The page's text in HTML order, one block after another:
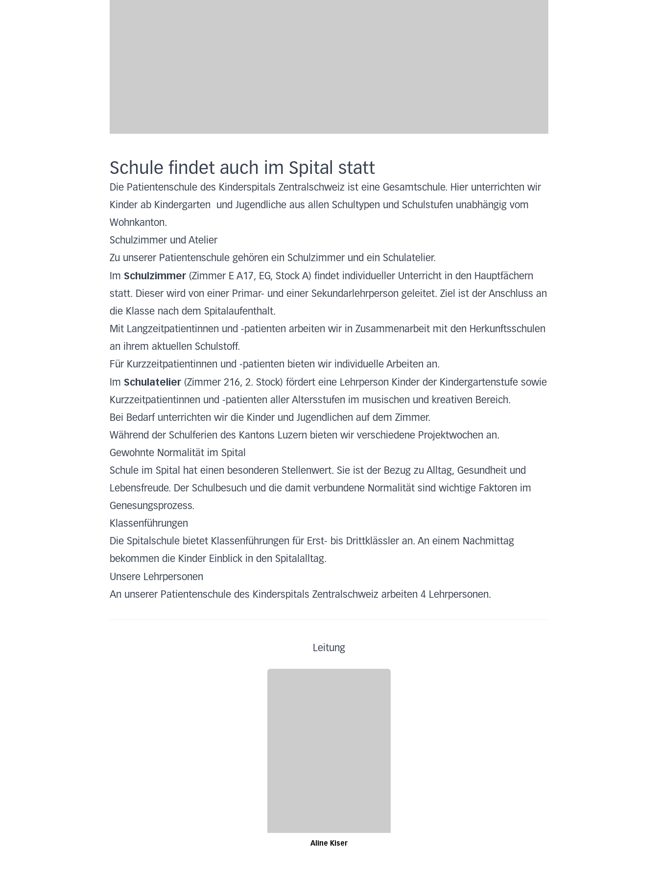
Schule findet auch im Spital statt
Die Patientenschule des Kinderspitals Zentralschweiz ist eine Gesamtschule. Hier unterrichten wir
Kinder ab Kindergarten und Jugendliche aus allen Schultypen und Schulstufen unabhängig vom
Wohnkanton.
Schulzimmer und Atelier
Zu unserer Patientenschule gehören ein Schulzimmer und ein Schulatelier.
Im Schulzimmer (Zimmer E A17, EG, Stock A) findet individueller Unterricht in den Hauptfächern
statt. Dieser wird von einer Primar- und einer Sekundarlehrperson geleitet. Ziel ist der Anschluss an
die Klasse nach dem Spitalaufenthalt.
Mit Langzeitpatientinnen und -patienten arbeiten wir in Zusammenarbeit mit den Herkunftsschulen
an ihrem aktuellen Schulstoff.
Für Kurzzeitpatientinnen und -patienten bieten wir individuelle Arbeiten an.
Im Schulatelier (Zimmer 216, 2. Stock) fördert eine Lehrperson Kinder der Kindergartenstufe sowie
Kurzzeitpatientinnen und -patienten aller Altersstufen im musischen und kreativen Bereich.
Bei Bedarf unterrichten wir die Kinder und Jugendlichen auf dem Zimmer.
Während der Schulferien des Kantons Luzern bieten wir verschiedene Projektwochen an.
Gewohnte Normalität im Spital
Schule im Spital hat einen besonderen Stellenwert. Sie ist der Bezug zu Alltag, Gesundheit und
Lebensfreude. Der Schulbesuch und die damit verbundene Normalität sind wichtige Faktoren im
Genesungsprozess.
Klassenführungen
Die Spitalschule bietet Klassenführungen für Erst- bis Drittklässler an. An einem Nachmittag
bekommen die Kinder Einblick in den Spitalalltag.
Unsere Lehrpersonen
An unserer Patientenschule des Kinderspitals Zentralschweiz arbeiten 4 Lehrpersonen.
Leitung
Aline Kiser